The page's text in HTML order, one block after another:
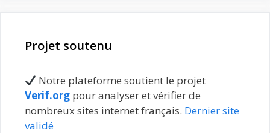
Projet soutenu
Notre plateforme soutient le projet
Verif.org pour analyser et vérifier de
nombreux sites internet français. Dernier site
validé